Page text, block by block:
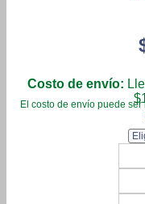
Costo de envío:
El costo de envío puede